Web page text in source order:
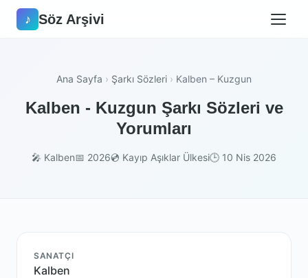
♪ Söz Arşivi
Ana Sayfa › Şarkı Sözleri › Kalben – Kuzgun
Kalben - Kuzgun Şarkı Sözleri ve
Yorumları
🎤 Kalben📅 2026💿 Kayıp Aşıklar Ülkesi🕒 10 Nis 2026
SANATÇI
Kalben